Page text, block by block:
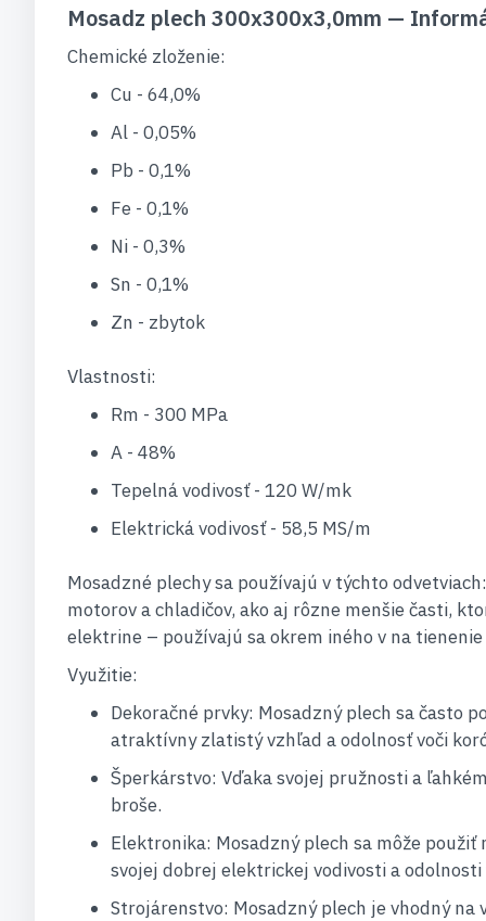
Mosadz plech 300x300x3,0mm —
Chemické zloženie:
Cu - 64,0%
Al - 0,05%
Pb - 0,1%
Fe - 0,1%
Ni - 0,3%
Sn - 0,1%
Zn - zbytok
Vlastnosti:
Rm - 300 MPa
A - 48%
Tepelná vodivosť - 120 W/mk
Elektrická vodivosť - 58,5 MS/m
Mosadzné plechy sa používajú v týchto
motorov a chladičov, ako aj rôzne menšie časti,
elektrine – používajú sa okrem iného v na
Využitie:
Dekoračné prvky: Mosadzný plech sa často
atraktívny zlatistý vzhľad a odolnosť voči
Šperkárstvo: Vďaka svojej pružnosti a
broše.
Elektronika: Mosadzný plech sa môže
svojej dobrej elektrickej vodivosti a odolnosti
Strojárenstvo: Mosadzný plech je vhodný